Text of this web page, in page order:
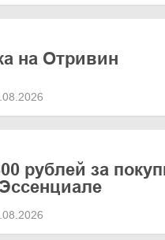
на Отривин
рублей за